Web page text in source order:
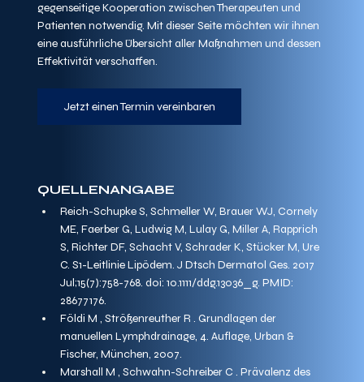
gegenseitige Kooperation zwischen Therapeuten und
Patienten notwendig. Mit dieser Seite möchten wir ihnen
eine ausführliche Übersicht aller Maßnahmen und dessen
Effektivität verschaffen.
Jetzt einen Termin vereinbaren
QUELLENANGABE
Reich-Schupke S, Schmeller W, Brauer WJ, Cornely
ME, Faerber G, Ludwig M, Lulay G, Miller A, Rapprich
S, Richter DF, Schacht V, Schrader K, Stücker M, Ure
C. S1-Leitlinie Lipödem. J Dtsch Dermatol Ges. 2017
Jul;15(7):758-768. doi: 10.1111/ddg.13036_g. PMID:
28677176.
Földi M , Strößenreuther R . Grundlagen der
manuellen Lymphdrainage, 4. Auflage, Urban &
Fischer, München, 2007.
Marshall M , Schwahn-Schreiber C . Prävalenz des